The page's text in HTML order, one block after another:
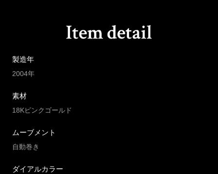
製造年
2004年
素材
18Kピンクゴールド
ムーブメント
自動巻き
ダイアルカラー